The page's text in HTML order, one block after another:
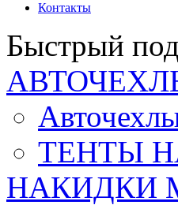
Контакты
Быстрый
ТЕНТЫ
НАКИДКИ